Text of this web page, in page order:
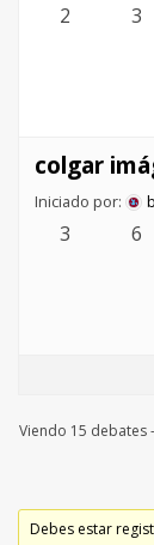
2 3
colgar
Iniciado por:
3 6
Viendo 15 debates
Debes estar